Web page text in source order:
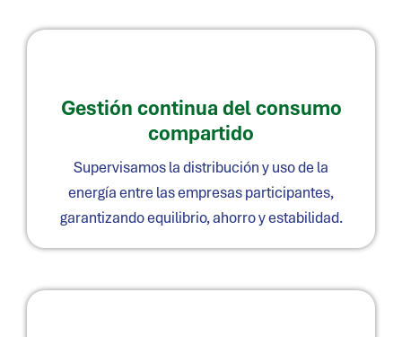
Gestión continua del consumo
compartido
Supervisamos la distribución y uso de la
energía entre las empresas participantes,
garantizando equilibrio, ahorro y estabilidad.